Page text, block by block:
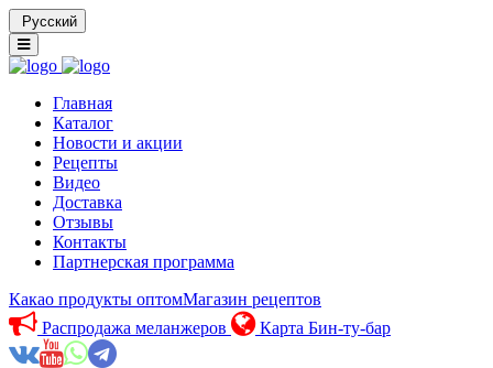
Русский
Главная
Каталог
Новости и акции
Рецепты
Видео
Доставка
Отзывы
Контакты
Партнерская программа
Какао продукты оптомМагазин рецептов
Распродажа меланжеров
Карта Бин-ту-бар